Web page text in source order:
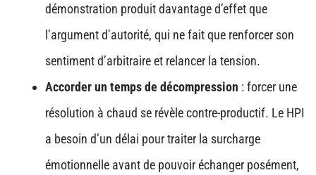
démonstration produit davantage d’effet que
l’argument d’autorité, qui ne fait que renforcer son
sentiment d’arbitraire et relancer la tension.
Accorder un temps de décompression : forcer une
résolution à chaud se révèle contre-productif. Le HPI
a besoin d’un délai pour traiter la surcharge
émotionnelle avant de pouvoir échanger posément,